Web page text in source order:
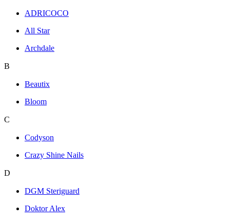
ADRICOCO
All Star
Archdale
B
Beautix
Bloom
C
Codyson
Crazy Shine Nails
D
DGM Steriguard
Doktor Alex